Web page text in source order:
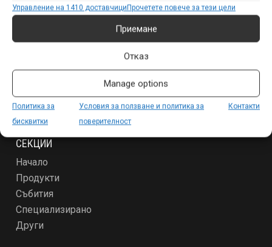
Управление на 1410 доставчициПрочетете повече за тези цели
Приемане
Отказ
Manage options
Политика за
бисквитки
Условия за ползване и политика за
поверителност
Контакти
СЕКЦИИ
Начало
Продукти
Събития
Специализирано
Други